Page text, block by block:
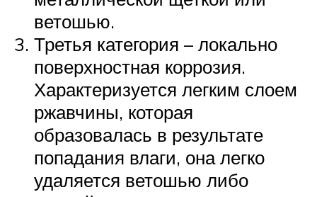
ветошью.
Третья категория – локально
поверхностная коррозия.
Характеризуется легким слоем
ржавчины, которая
образовалась в результате
попадания влаги, она легко
удаляется ветошью либо